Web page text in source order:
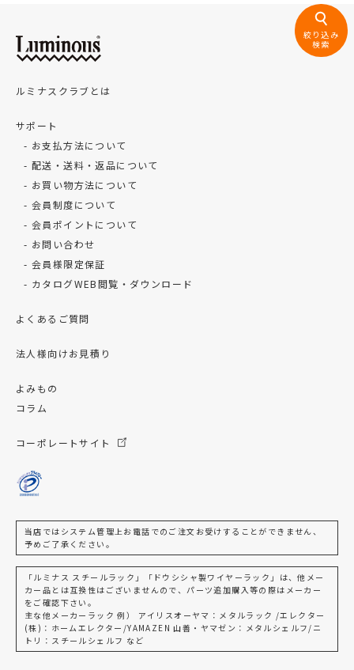
絞り込み
検索
ルミナスクラブとは
サポート
お支払方法について
配送・送料・返品について
お買い物方法について
会員制度について
会員ポイントについて
お問い合わせ
会員様限定保証
カタログWEB閲覧・ダウンロード
よくあるご質問
法人様向けお見積り
よみもの
コラム
コーポレートサイト
当店ではシステム管理上お電話でのご注文お受けすることができません、
予めご了承ください。
「ルミナス スチールラック」「ドウシシャ製ワイヤーラック」は、他メー
カー品とは互換性はございませんので、パーツ追加購入等の際はメーカー
をご確認下さい。
主な他メーカーラック 例） アイリスオーヤマ：メタルラック /エレクター
(株)：ホームエレクター/YAMAZEN 山善・ヤマゼン：メタルシェルフ/ニ
トリ：スチールシェルフ など